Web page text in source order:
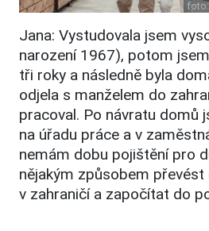
foto:
Jana: Vystudovala jsem
narození 1967), potom
tři roky a následně byla
odjela s manželem do
pracoval. Po návratu domů
na úřadu práce a v
nemám dobu pojištění pro
nějakým způsobem
v zahraničí a započítat do